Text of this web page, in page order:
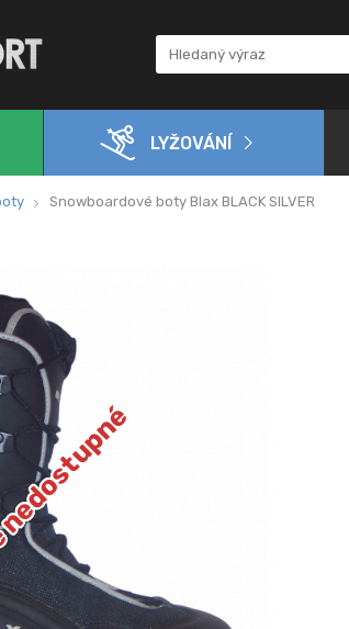
LYŽOVÁNÍ
Snowboardové boty Blax BLACK SILVER